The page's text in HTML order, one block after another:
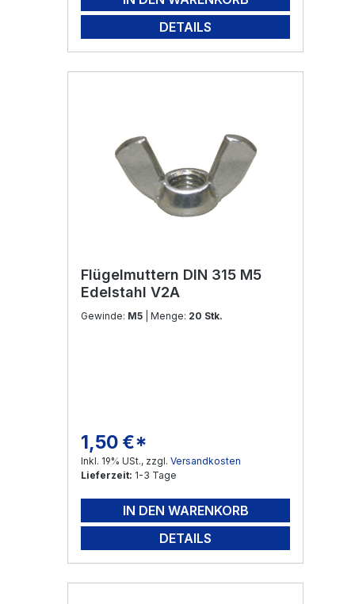
DETAILS
Flügelmuttern DIN 315 M5
Edelstahl V2A
Gewinde: M5 | Menge: 20 Stk.
Regulärer Preis:
1,50 €*
Inkl. 19% USt., zzgl. Versandkosten
Lieferzeit: 1-3 Tage
IN DEN WARENKORB
DETAILS